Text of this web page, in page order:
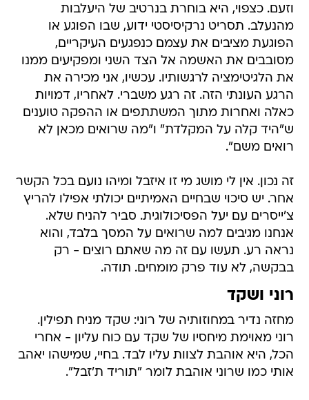
וזעם. כצפוי, היא בוחרת בנרטיב של היעלבות
מהנעלב. תסריט נרקיסיסטי ידוע, שבו הפוגע או
הפוגעת מציבים את עצמם כנפגעים העיקריים,
מסובבים את האשמה אל הצד השני ומפקיעים ממנו
את הלגיטימציה לרגשותיו. עכשיו, אני מכירה את
הרגע העונתי הזה. זה רגע משברי. לאחריו, דמויות
כאלה ואחרות מתוך המשתתפים או ההפקה טוענים
ש"היד קלה על המקלדת" ו"מה שרואים מכאן לא
רואים משם".
זה נכון. אין לי מושג מי זו איזבל ומיהו נועם בכל הקשר
אחר. יש סיכוי שבחיים האמיתיים יכולתי אפילו להריץ
צ'ייסרים עם יעל הפסיכולוגית. סביר להניח שלא.
אנחנו מגיבים למה שרואים על המסך בלבד, והוא
נראה רע. תעשו עם זה מה שאתם רוצים - רק
בבקשה, לא עוד פרק מומחים. תודה.
רוני ושקד
מחזה נדיר במחוזותיה של רוני: שקד מניח תפילין.
רוני מאוימת מיחסיו של שקד עם כוח עליון - אחרי
הכל, היא אוהבת לצוות עליו לבד. בחיי, שמישהו יאהב
אותי כמו שרוני אוהבת לומר "תוריד ת'זבל".